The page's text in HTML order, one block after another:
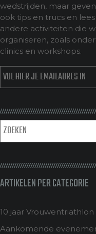
wedstrijden, maar
ook tips en trucs en
andere activiteiten die
organiseren, zoals
clinics en workshops.
ARTIKELEN PER CATEGORIE
10 jaar Vrouwentriathlon
Aankomende